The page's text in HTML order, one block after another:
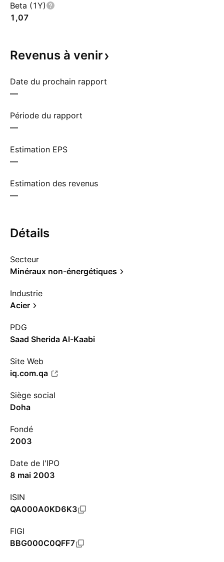
Beta (1Y)
1,07
Revenus à venir
Date du prochain rapport
—
Période du rapport
—
Estimation EPS
—
Estimation des revenus
—
Détails
Secteur
Minéraux non-énergétiques
Industrie
Acier
PDG
Saad Sherida Al-Kaabi
Site Web
iq.com.qa
Siège social
Doha
Fondé
2003
Date de l'IPO
8 mai 2003
ISIN
QA000A0KD6K3
FIGI
BBG000C0QFF7